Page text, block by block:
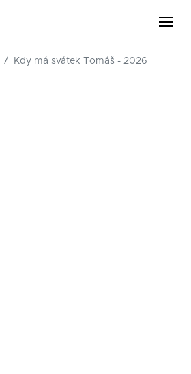
Kdy má svátek Tomáš - 2026